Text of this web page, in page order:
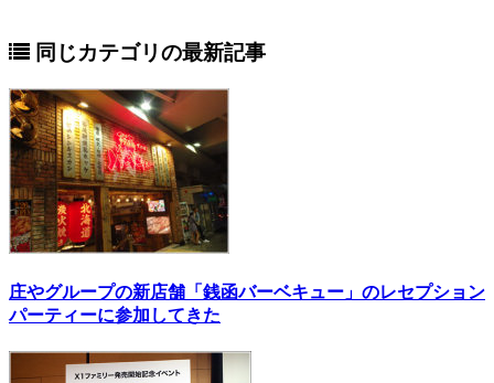
同じカテゴリの最新記事
庄やグループの新店舗「銭函バーベキュー」のレセプション
パーティーに参加してきた